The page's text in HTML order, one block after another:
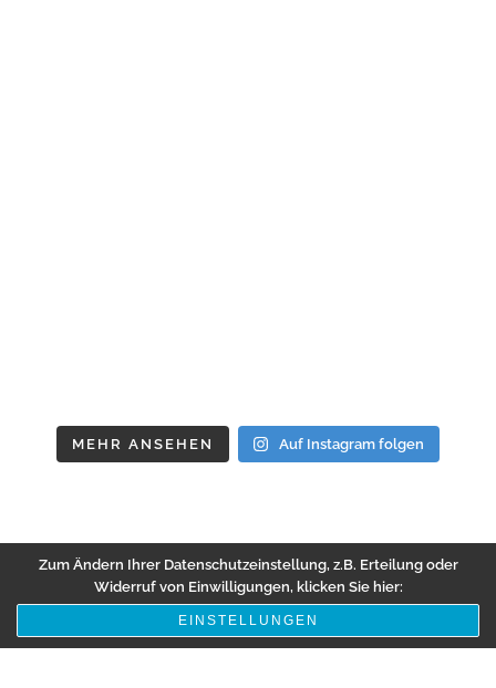
MEHR ANSEHEN Auf Instagram folgen
Zum Ändern Ihrer Datenschutzeinstellung, z.B. Erteilung oder
Widerruf von Einwilligungen, klicken Sie hier:
EINSTELLUNGEN